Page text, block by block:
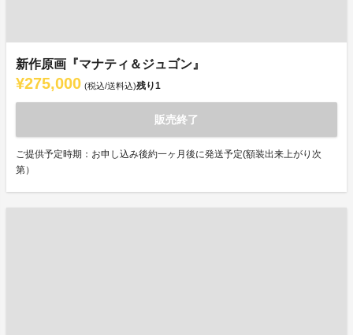
新作原画『マナティ＆ジュゴン』
¥275,000 (税込/送料込)残り1
販売終了
ご提供予定時期：お申し込み後約一ヶ月後に発送予定(額装出来上がり次
第）